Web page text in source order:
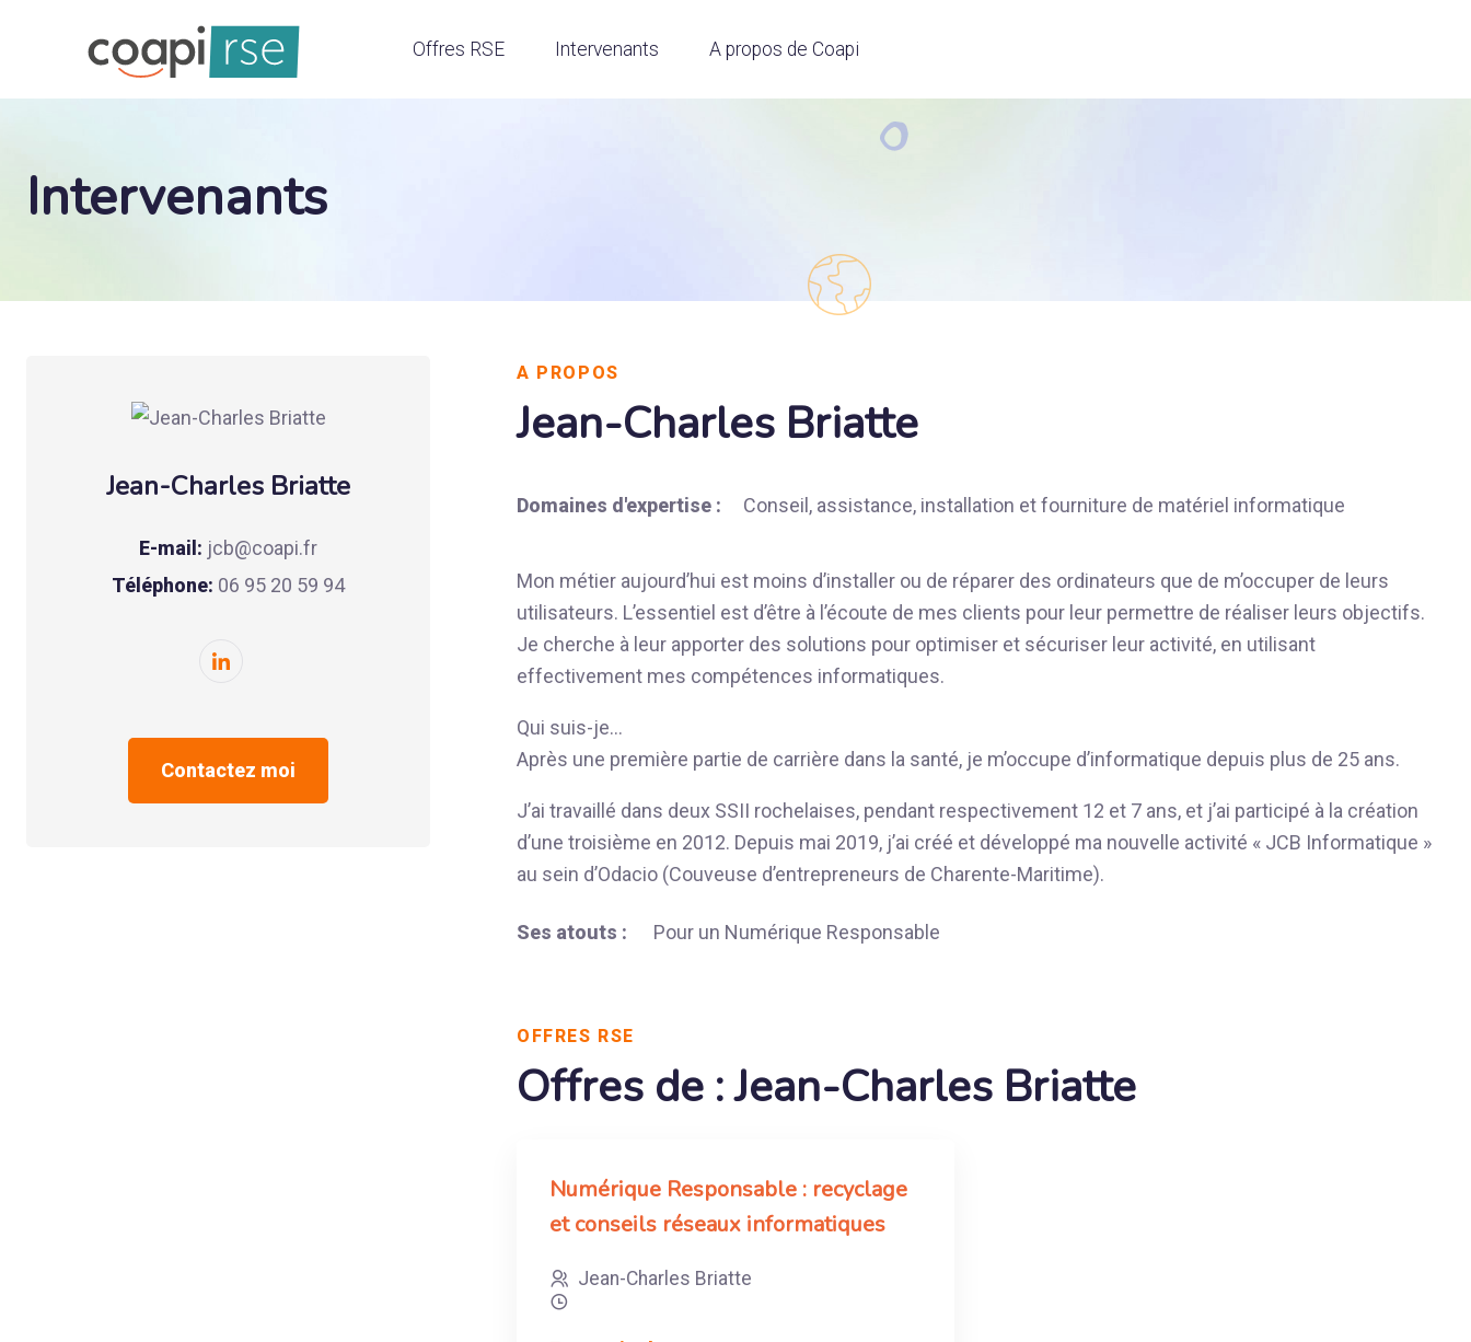
Offres RSE Intervenants A propos de Coapi
Intervenants
Jean-Charles Briatte
E-mail: jcb@coapi.fr
Téléphone: 06 95 20 59 94
Contactez moi
A PROPOS
Jean-Charles Briatte
Domaines d'expertise : Conseil, assistance, installation et fourniture de matériel informatique
Mon métier aujourd’hui est moins d’installer ou de réparer des ordinateurs que de m’occuper de leurs
utilisateurs. L’essentiel est d’être à l’écoute de mes clients pour leur permettre de réaliser leurs objectifs.
Je cherche à leur apporter des solutions pour optimiser et sécuriser leur activité, en utilisant
effectivement mes compétences informatiques.
Qui suis-je…
Après une première partie de carrière dans la santé, je m’occupe d’informatique depuis plus de 25 ans.
J’ai travaillé dans deux SSII rochelaises, pendant respectivement 12 et 7 ans, et j’ai participé à la création
d’une troisième en 2012. Depuis mai 2019, j’ai créé et développé ma nouvelle activité « JCB Informatique »
au sein d’Odacio (Couveuse d’entrepreneurs de Charente-Maritime).
Ses atouts : Pour un Numérique Responsable
OFFRES RSE
Offres de : Jean-Charles Briatte
Numérique Responsable : recyclage
et conseils réseaux informatiques
Jean-Charles Briatte